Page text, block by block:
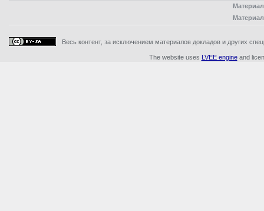
Весь контент, за исключением материалов докладов и других
The website uses LVEE engineand